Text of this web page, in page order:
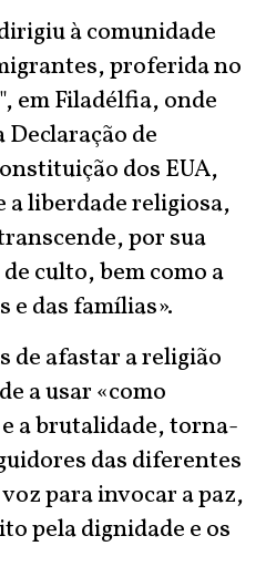
à comunidade
proferida no
em Filadélfia, onde
de
dos EUA,
a liberdade religiosa,
por sua
culto, bem como a
e das famílias».
de afastar a religião
a usar «como
a brutalidade, torna-
das diferentes
para invocar a paz,
pela dignidade e os